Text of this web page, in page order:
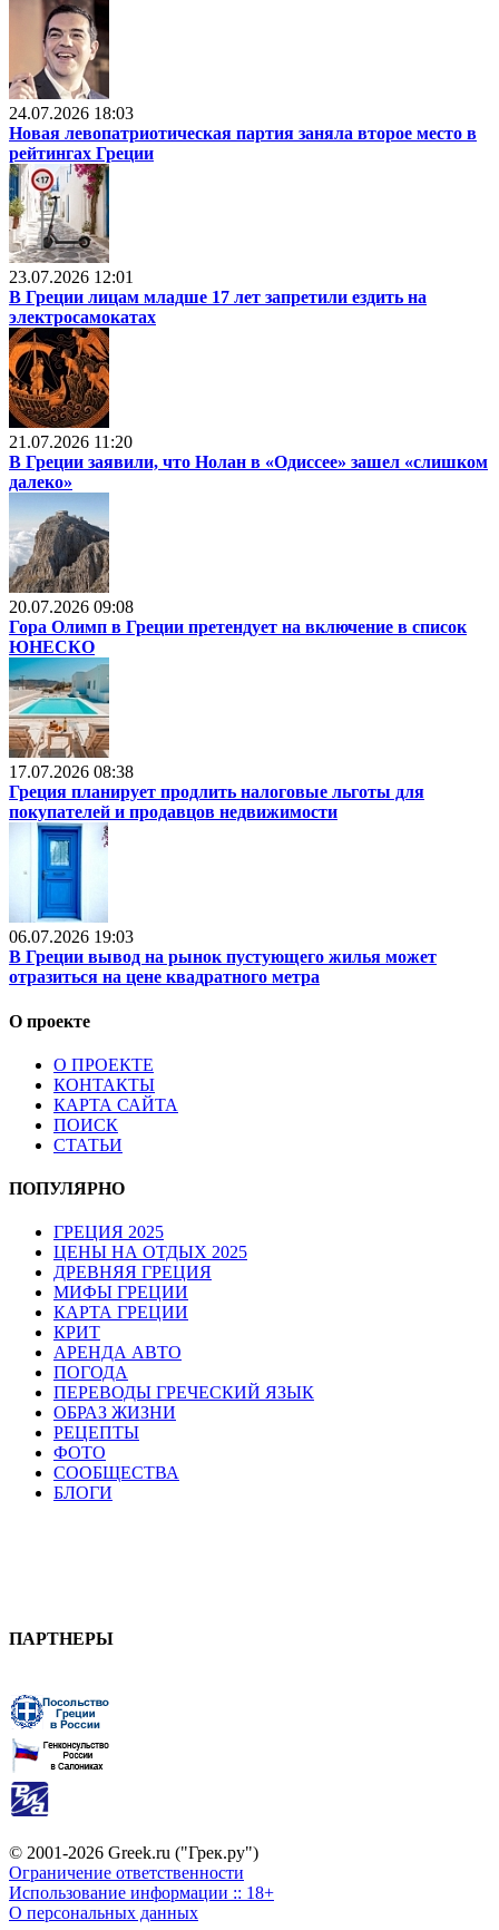
24.07.2026 18:03
Новая левопатриотическая партия заняла второе место в
рейтингах Греции
23.07.2026 12:01
В Греции лицам младше 17 лет запретили ездить на
электросамокатах
21.07.2026 11:20
В Греции заявили, что Нолан в «Одиссее» зашел «слишком
далеко»
20.07.2026 09:08
Гора Олимп в Греции претендует на включение в список
ЮНЕСКО
17.07.2026 08:38
Греция планирует продлить налоговые льготы для
покупателей и продавцов недвижимости
06.07.2026 19:03
В Греции вывод на рынок пустующего жилья может
отразиться на цене квадратного метра
О проекте
О ПРОЕКТЕ
КОНТАКТЫ
КАРТА САЙТА
ПОИСК
СТАТЬИ
ПОПУЛЯРНО
ГРЕЦИЯ 2025
ЦЕНЫ НА ОТДЫХ 2025
ДРЕВНЯЯ ГРЕЦИЯ
МИФЫ ГРЕЦИИ
КАРТА ГРЕЦИИ
КРИТ
АРЕНДА АВТО
ПОГОДА
ПЕРЕВОДЫ ГРЕЧЕСКИЙ ЯЗЫК
ОБРАЗ ЖИЗНИ
РЕЦЕПТЫ
ФОТО
СООБЩЕСТВА
БЛОГИ
ПАРТНЕРЫ
© 2001-2026 Greek.ru ("Грек.ру")
Ограничение ответственности
Использование информации :: 18+
О персональных данных